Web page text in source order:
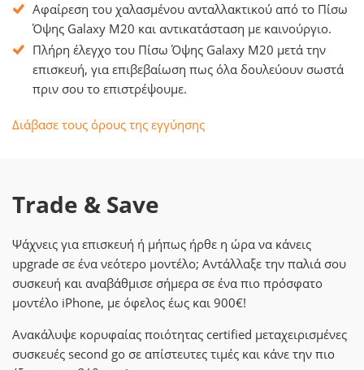
Αφαίρεση του χαλασμένου ανταλλακτικού από το Πίσω
Όψης Galaxy M20 και αντικατάσταση με καινούργιο.
Πλήρη έλεγχο του Πίσω Όψης Galaxy M20 μετά την
επισκευή, για επιβεβαίωση πως όλα δουλεύουν σωστά
πριν σου το επιστρέψουμε.
Διάβασε τους όρους της εγγύησης
Trade & Save
Ψάχνεις για επισκευή ή μήπως ήρθε η ώρα να κάνεις
upgrade σε ένα νεότερο μοντέλο; Αντάλλαξε την παλιά σου
συσκευή και αναβάθμισε σήμερα σε ένα πιο πρόσφατο
μοντέλο iPhone, με όφελος έως και 900€!
Ανακάλυψε κορυφαίας ποιότητας certified μεταχειρισμένες
συσκευές second go σε απίστευτες τιμές και κάνε την πιο